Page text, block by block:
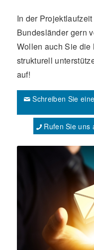
In der
Bundesländer gern
Wollen auch Sie die
strukturell
auf!
Schreiben Sie
Rufen Sie uns